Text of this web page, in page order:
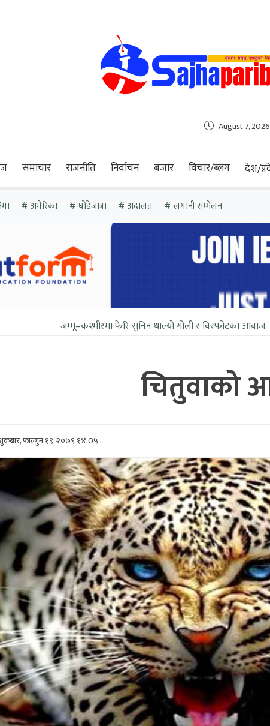
August 7, 2026
समाचार राजनीति निर्वाचन बजार विचार/ब्लग देश/
अमेरिका घोडेजात्रा अदालत लगानी सम्मेलन
जम्मू–कश्मीरमा फेरि सुनिन थाल्यो गोली र विस्फोटका आवाज चिनिया
चितुवाको
फाल्गुन १९, २०७९ १४:0५